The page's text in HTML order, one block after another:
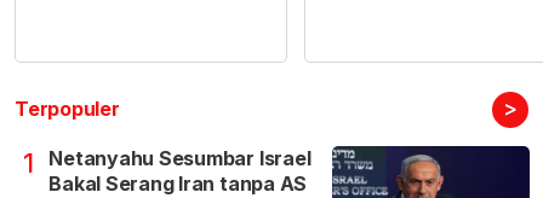
Terpopuler >
1
Netanyahu Sesumbar Israel
Bakal Serang Iran tanpa AS